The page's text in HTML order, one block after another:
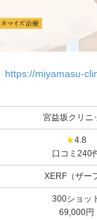
https://miyamasu-
宮益坂クリニ
★4.8
口コミ240
XERF（ザー
300ショッ
69,000円